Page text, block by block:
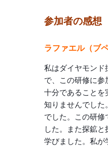
参加者の感想
ラファエル（ブ
私はダイヤモンド
で、この研修に参
十分であることを
知りませんでした
でした。この研修
した。また探鉱
学びました。私が